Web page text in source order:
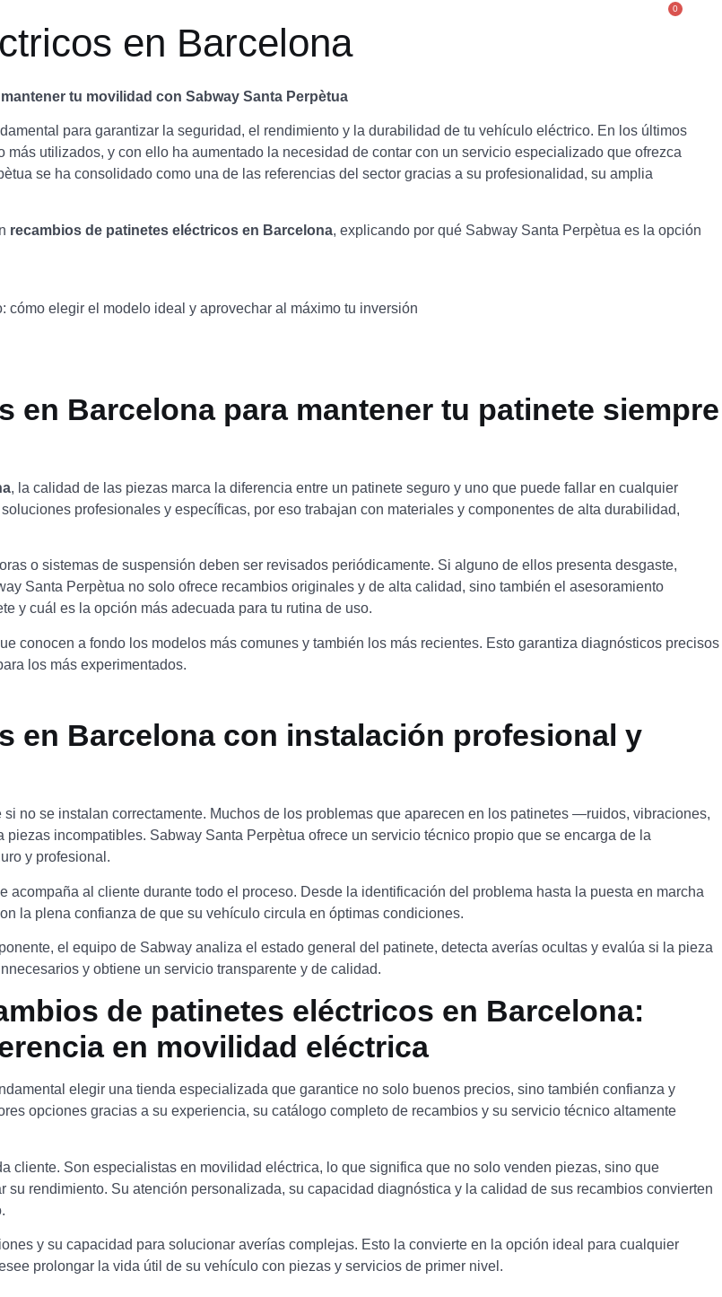
0
en Barcelona
tu movilidad con Sabway Santa Perpètua
para garantizar la seguridad, el rendimiento y la durabilidad de tu vehículo eléctrico. En los últimos
utilizados, y con ello ha aumentado la necesidad de contar con un servicio especializado que ofrezca
se ha consolidado como una de las referencias del sector gracias a su profesionalidad, su amplia
recambios de patinetes eléctricos en Barcelona, explicando por qué Sabway Santa Perpètua es la opción
en Barcelona para mantener tu patinete siempre
, la calidad de las piezas marca la diferencia entre un patinete seguro y uno que puede fallar en cualquier
profesionales y específicas, por eso trabajan con materiales y componentes de alta durabilidad,
o sistemas de suspensión deben ser revisados periódicamente. Si alguno de ellos presenta desgaste,
Santa Perpètua no solo ofrece recambios originales y de alta calidad, sino también el asesoramiento
y cuál es la opción más adecuada para tu rutina de uso.
conocen a fondo los modelos más comunes y también los más recientes. Esto garantiza diagnósticos precisos
los más experimentados.
en Barcelona con instalación profesional y
si no se instalan correctamente. Muchos de los problemas que aparecen en los patinetes —ruidos, vibraciones,
incompatibles. Sabway Santa Perpètua ofrece un servicio técnico propio que se encarga de la
y profesional.
al cliente durante todo el proceso. Desde la identificación del problema hasta la puesta en marcha
la plena confianza de que su vehículo circula en óptimas condiciones.
el equipo de Sabway analiza el estado general del patinete, detecta averías ocultas y evalúa si la pieza
y obtiene un servicio transparente y de calidad.
de patinetes eléctricos en Barcelona:
en movilidad eléctrica
elegir una tienda especializada que garantice no solo buenos precios, sino también confianza y
opciones gracias a su experiencia, su catálogo completo de recambios y su servicio técnico altamente
cliente. Son especialistas en movilidad eléctrica, lo que significa que no solo venden piezas, sino que
rendimiento. Su atención personalizada, su capacidad diagnóstica y la calidad de sus recambios convierten
y su capacidad para solucionar averías complejas. Esto la convierte en la opción ideal para cualquier
prolongar la vida útil de su vehículo con piezas y servicios de primer nivel.